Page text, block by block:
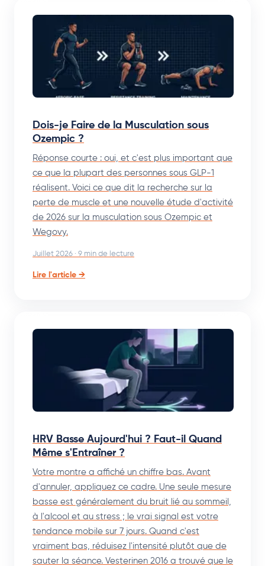
Dois-je Faire de la Musculation sous
Ozempic ?
Réponse courte : oui, et c'est plus important que
ce que la plupart des personnes sous GLP-1
réalisent. Voici ce que dit la recherche sur la
perte de muscle et une nouvelle étude d'activité
de 2026 sur la musculation sous Ozempic et
Wegovy.
Juillet 2026 · 9 min de lecture
Lire l'article →
HRV Basse Aujourd'hui ? Faut-il Quand
Même s'Entraîner ?
Votre montre a affiché un chiffre bas. Avant
d'annuler, appliquez ce cadre. Une seule mesure
basse est généralement du bruit lié au sommeil,
à l'alcool et au stress ; le vrai signal est votre
tendance mobile sur 7 jours. Quand c'est
vraiment bas, réduisez l'intensité plutôt que de
sauter la séance. Vesterinen 2016 a trouvé que le